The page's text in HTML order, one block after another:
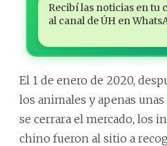
Recibí las noticias en tu
al canal de ÚH en
El 1 de enero de 2020,
los animales y apenas
se cerrara el mercado, los
chino fueron al sitio a